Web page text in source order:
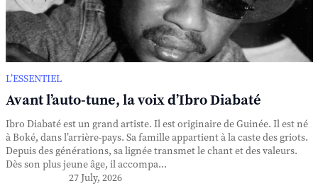
L’ESSENTIEL
Avant l’auto-tune, la voix d’Ibro Diabaté
Ibro Diabaté est un grand artiste. Il est originaire de Guinée. Il est né
à Boké, dans l’arrière-pays. Sa famille appartient à la caste des griots.
Depuis des générations, sa lignée transmet le chant et des valeurs.
Dès son plus jeune âge, il accompa...
27 July, 2026